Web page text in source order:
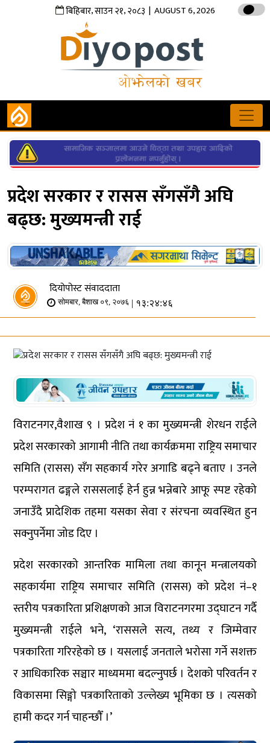
बिहिबार,साउन२१,२०८३ | AUGUST 6, 2026
प्रदेश सरकार र रासस सँगसँगै अघि
बढ्छ: मुख्यमन्त्री राई
दियोपोस्ट संवाददाता
सोमबार, बैशाख ०९, २०७६ | १३:२४:४६
विराटनगर,वैशाख ९ । प्रदेश नं १ का मुख्यमन्त्री शेरधन राईले
प्रदेश सरकारको आगामी नीति तथा कार्यक्रममा राष्ट्रिय समाचार
समिति (रासस) सँग सहकार्य गरेर अगाडि बढ्ने बताए । उनले
परम्परागत ढङ्गले राससलाई हेर्न हुन्न भन्नेबारे आफू स्पष्ट रहेको
जनाउँदै प्रादेशिक तहमा यसका सेवा र संरचना व्यवस्थित हुन
सक्नुपर्नेमा जोड दिए ।
प्रदेश सरकारको आन्तरिक मामिला तथा कानून मन्त्रालयको
सहकार्यमा राष्ट्रिय समाचार समिति (रासस) को प्रदेश नं–१
स्तरीय पत्रकारिता प्रशिक्षणको आज विराटनगरमा उद्घाटन गर्दै
मुख्यमन्त्री राईले भने, ‘राससले सत्य, तथ्य र जिम्मेवार
पत्रकारिता गरिरहेको छ । यसलाई जनताले भरोसा गर्ने सशक्त
र आधिकारिक सञ्चार माध्यममा बदल्नुपर्छ । देशको परिवर्तन र
विकासमा सिङ्गो पत्रकारिताको उल्लेख्य भूमिका छ । त्यसको
हामी कदर गर्न चाहन्छौँ ।’